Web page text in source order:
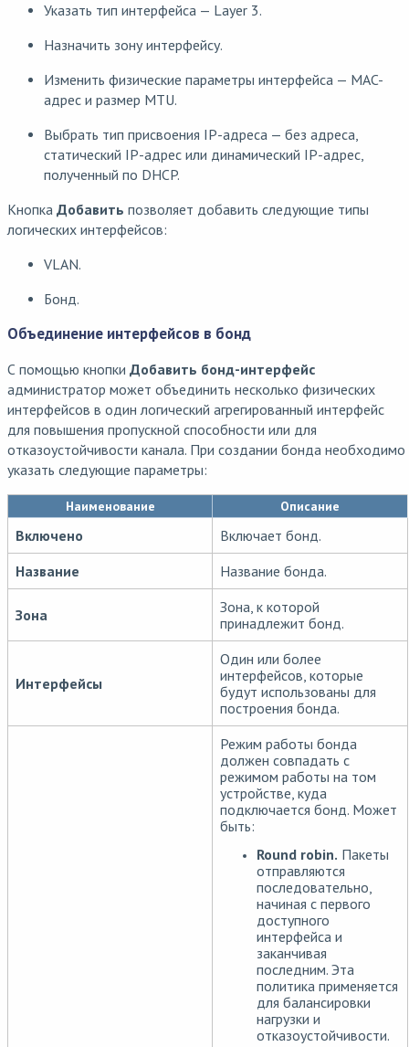
Указать тип интерфейса — Layer 3.
Назначить зону интерфейсу.
Изменить физические параметры интерфейса — MAC-
адрес и размер MTU.
Выбрать тип присвоения IP-адреса — без адреса,
статический IP-адрес или динамический IP-адрес,
полученный по DHCP.
Кнопка Добавить позволяет добавить следующие типы
логических интерфейсов:
VLAN.
Бонд.
Объединение интерфейсов в бонд
С помощью кнопки Добавить бонд-интерфейс
администратор может объединить несколько физических
интерфейсов в один логический агрегированный интерфейс
для повышения пропускной способности или для
отказоустойчивости канала. При создании бонда необходимо
указать следующие параметры:
Наименование Описание
Включено
Включает бонд.
Название
Название бонда.
Зона
Зона, к которой
принадлежит бонд.
Интерфейсы
Один или более
интерфейсов, которые
будут использованы для
построения бонда.
Режим работы бонда
должен совпадать с
режимом работы на том
устройстве, куда
подключается бонд. Может
быть:
Round robin. Пакеты
отправляются
последовательно,
начиная с первого
доступного
интерфейса и
заканчивая
последним. Эта
политика применяется
для балансировки
нагрузки и
отказоустойчивости.